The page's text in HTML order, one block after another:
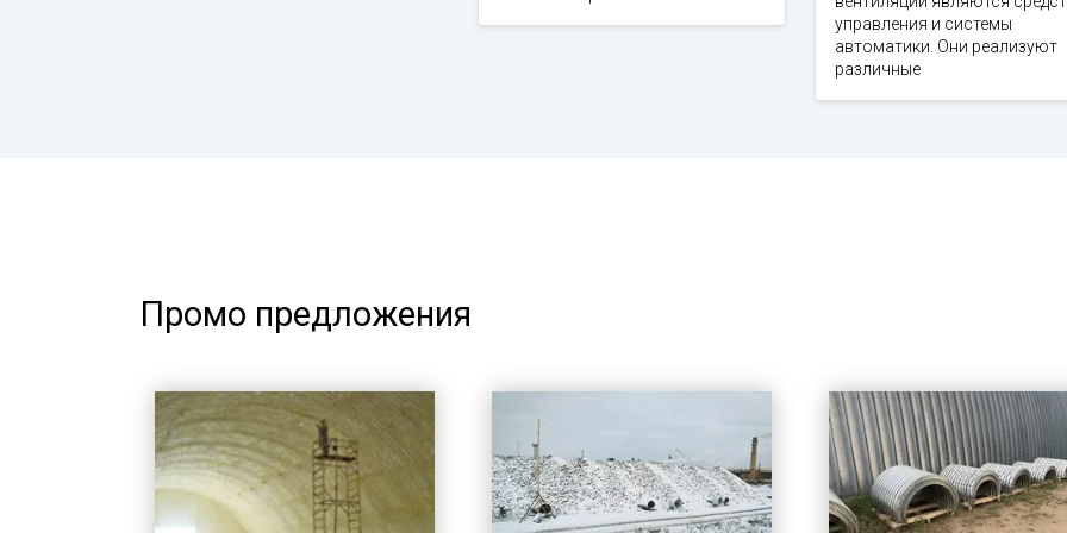
управления и системы
автоматики. Они реализуют
различные
Промо предложения